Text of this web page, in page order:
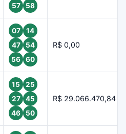
57
58
07
14
47
54
56
60
R$ 0,00
15
25
27
45
46
50
R$ 29.066.470,84